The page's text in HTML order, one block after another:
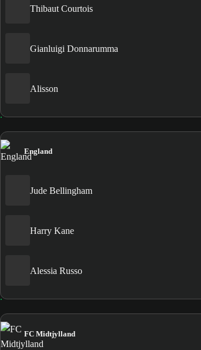
Thibaut Courtois
Gianluigi Donnarumma
Alisson
England
Jude Bellingham
Harry Kane
Alessia Russo
FC Midtjylland